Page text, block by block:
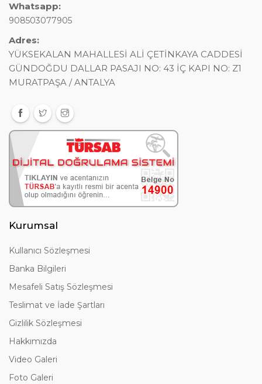
Whatsapp:
908503077905
Adres:
YÜKSEKALAN MAHALLESİ ALİ ÇETİNKAYA CADDESİ
GÜNDOĞDU DALLAR PASAJI NO: 43 İÇ KAPI NO: Z1
MURATPAŞA / ANTALYA
Kurumsal
Kullanıcı Sözleşmesi
Banka Bilgileri
Mesafeli Satış Sözleşmesi
Teslimat ve İade Şartları
Gizlilik Sözleşmesi
Hakkımızda
Video Galeri
Foto Galeri